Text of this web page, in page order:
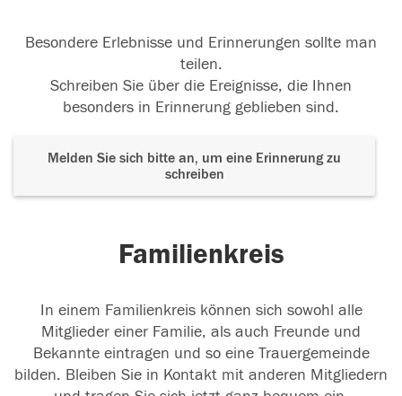
Besondere Erlebnisse und Erinnerungen sollte man
teilen.
Schreiben Sie über die Ereignisse, die Ihnen
besonders in Erinnerung geblieben sind.
Melden Sie sich bitte an, um eine Erinnerung zu
schreiben
Familienkreis
In einem Familienkreis können sich sowohl alle
Mitglieder einer Familie, als auch Freunde und
Bekannte eintragen und so eine Trauergemeinde
bilden. Bleiben Sie in Kontakt mit anderen Mitgliedern